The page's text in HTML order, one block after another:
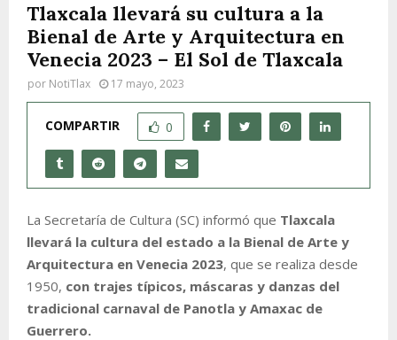
Tlaxcala llevará su cultura a la
Bienal de Arte y Arquitectura en
Venecia 2023 – El Sol de Tlaxcala
por NotiTlax 17 mayo, 2023
COMPARTIR 0
La Secretaría de Cultura (SC) informó que Tlaxcala
llevará la cultura del estado a la Bienal de Arte y
Arquitectura en Venecia 2023, que se realiza desde
1950, con trajes típicos, máscaras y danzas del
tradicional carnaval de Panotla y Amaxac de
Guerrero.